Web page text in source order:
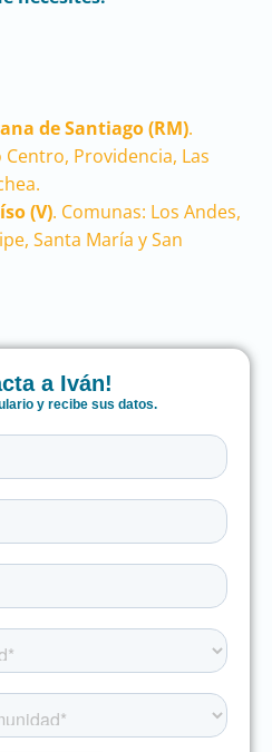
de Santiago (RM).
Providencia, Las
(V). Comunas: Los Andes,
Santa María y San